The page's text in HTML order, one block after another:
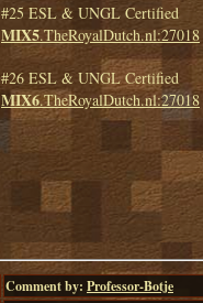
#25 ESL & UNGL Certified
MIX5.TheRoyalDutch.nl:27018
#26 ESL & UNGL Certified
MIX6.TheRoyalDutch.nl:27018
Comment by: Professor-Botje